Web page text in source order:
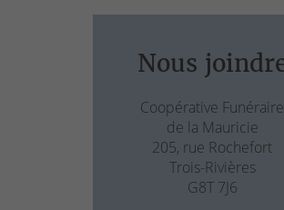
Nous
Coopérative Funéraire
de la Mauricie
205, rue Rochefort
Trois-Rivières
G8T 7J6